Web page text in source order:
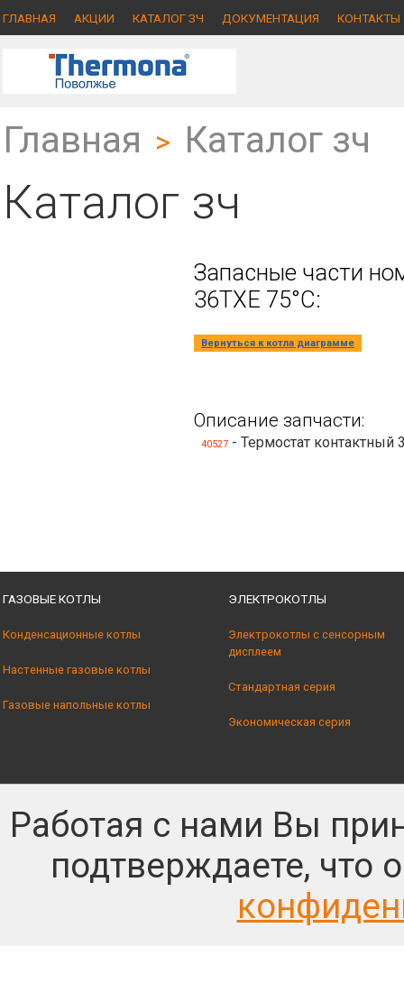
ГЛАВНАЯ АКЦИИ КАТАЛОГ ЗЧ ДОКУМЕНТАЦИЯ КОНТАКТЫ
Главная > Каталог зч
Каталог зч
Запасные части
36TXE 75°C:
Вернуться к котла диаграмме
Описание запчасти:
40527 - Термостат контактный
ГАЗОВЫЕ КОТЛЫ
Конденсационные котлы
Настенные газовые котлы
Газовые напольные котлы
ЭЛЕКТРОКОТЛЫ
Электрокотлы с сенсорным
дисплеем
Стандартная серия
Экономическая серия
Работая с нами Вы
подтверждаете, что